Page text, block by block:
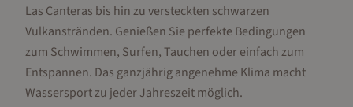
Las Canteras bis hin zu versteckten schwarzen
Vulkanstränden. Genießen Sie perfekte Bedingungen
zum Schwimmen, Surfen, Tauchen oder einfach zum
Entspannen. Das ganzjährig angenehme Klima macht
Wassersport zu jeder Jahreszeit möglich.